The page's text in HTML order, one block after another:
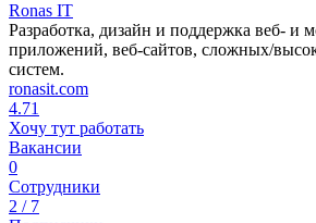
Ronas IT
Разработка, дизайн и поддержка веб- и
приложений, веб-сайтов, сложных/
систем.
ronasit.com
4.71
Хочу тут работать
Вакансии
0
Сотрудники
2 / 7